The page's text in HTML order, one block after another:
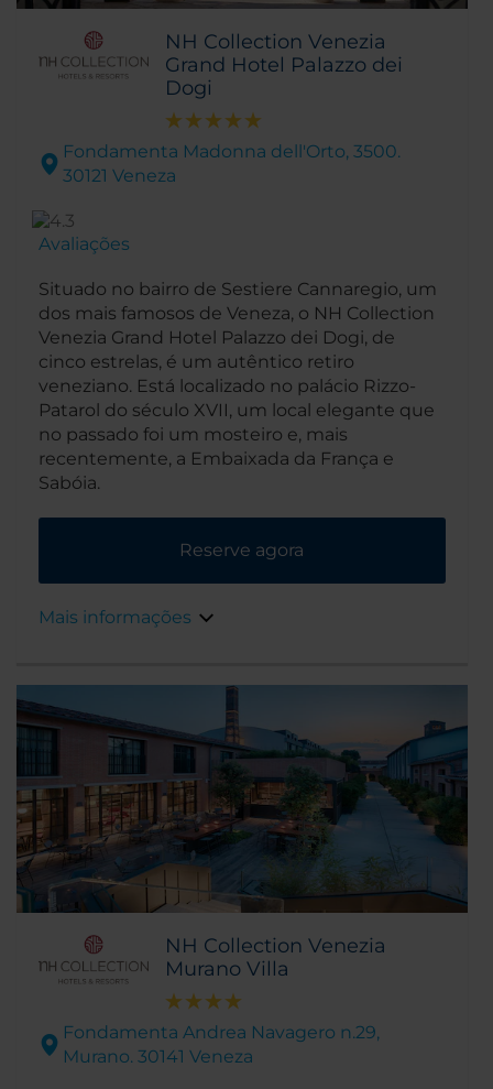
NH Collection Venezia
Grand Hotel Palazzo dei
Dogi
Fondamenta Madonna dell'Orto, 3500.
30121 Veneza
Avaliações
Situado no bairro de Sestiere Cannaregio, um
dos mais famosos de Veneza, o NH Collection
Venezia Grand Hotel Palazzo dei Dogi, de
cinco estrelas, é um autêntico retiro
veneziano. Está localizado no palácio Rizzo-
Patarol do século XVII, um local elegante que
no passado foi um mosteiro e, mais
recentemente, a Embaixada da França e
Sabóia.
Reserve agora
Mais informações
NH Collection Venezia
Murano Villa
Fondamenta Andrea Navagero n.29,
Murano. 30141 Veneza